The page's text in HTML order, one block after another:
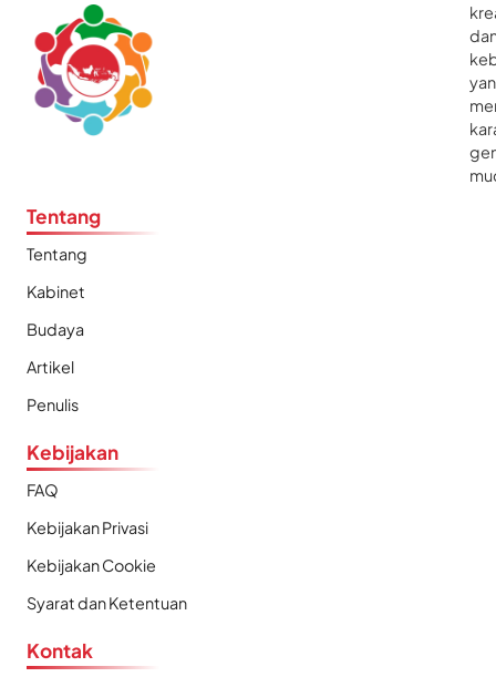
Tentang
Tentang
Kabinet
Budaya
Artikel
Penulis
Kebijakan
FAQ
Kebijakan Privasi
Kebijakan Cookie
Syarat dan Ketentuan
Kontak